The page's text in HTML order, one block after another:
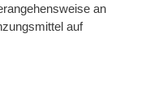
an
auf